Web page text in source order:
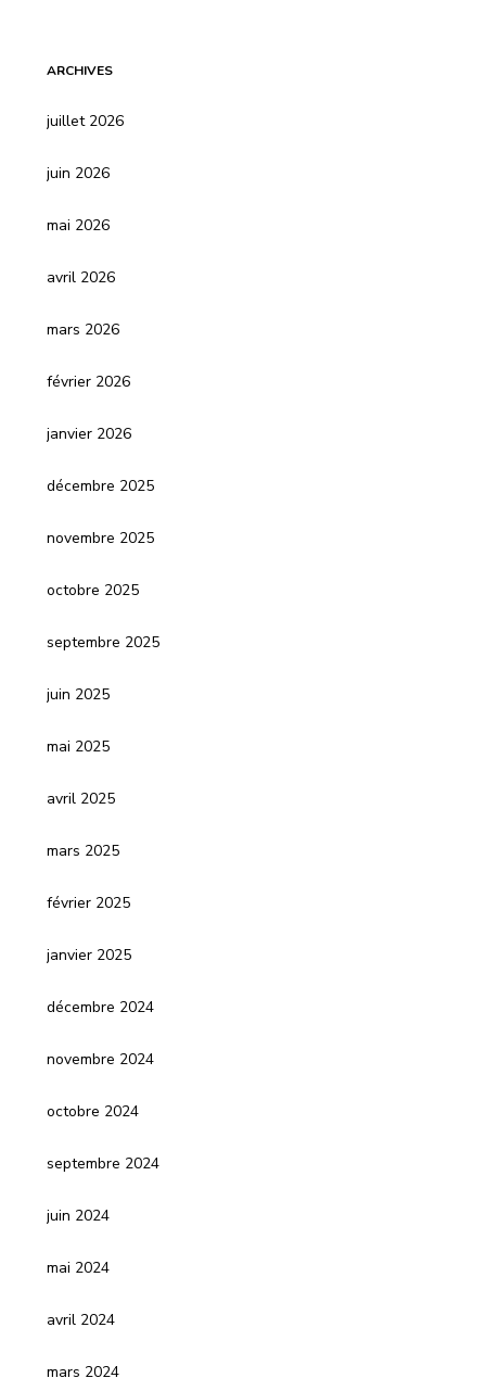
ARCHIVES
juillet 2026
juin 2026
mai 2026
avril 2026
mars 2026
février 2026
janvier 2026
décembre 2025
novembre 2025
octobre 2025
septembre 2025
juin 2025
mai 2025
avril 2025
mars 2025
février 2025
janvier 2025
décembre 2024
novembre 2024
octobre 2024
septembre 2024
juin 2024
mai 2024
avril 2024
mars 2024